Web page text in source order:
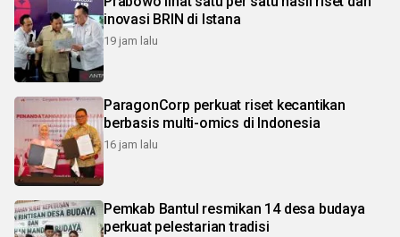
inovasi BRIN di Istana
19 jam lalu
ParagonCorp perkuat riset kecantikan
berbasis multi-omics di Indonesia
16 jam lalu
Pemkab Bantul resmikan 14 desa budaya
perkuat pelestarian tradisi